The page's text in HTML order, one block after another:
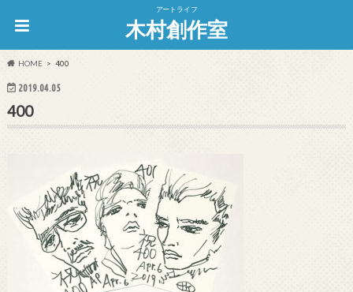
アートライフ
木村創作室
HOME 400
2019.04.05
400